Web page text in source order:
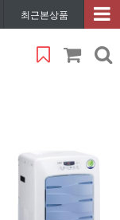
최근본상품